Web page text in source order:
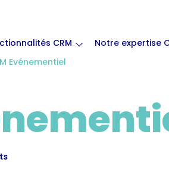
CRM Notre expertise
Evénementiel